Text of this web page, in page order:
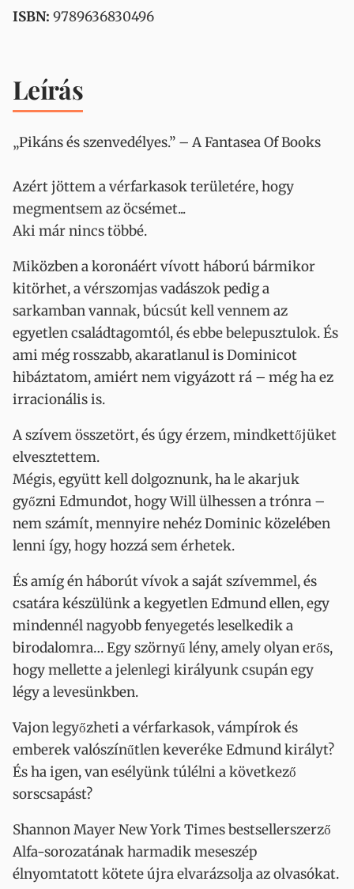
ISBN: 9789636830496
Leírás
„Pikáns és szenvedélyes.” – A Fantasea Of Books
Azért jöttem a vérfarkasok területére, hogy
megmentsem az öcsémet...
Aki már nincs többé.
Miközben a koronáért vívott háború bármikor
kitörhet, a vérszomjas vadászok pedig a
sarkamban vannak, búcsút kell vennem az
egyetlen családtagomtól, és ebbe belepusztulok. És
ami még rosszabb, akaratlanul is Dominicot
hibáztatom, amiért nem vigyázott rá – még ha ez
irracionális is.
A szívem összetört, és úgy érzem, mindkettőjüket
elvesztettem.
Mégis, együtt kell dolgoznunk, ha le akarjuk
győzni Edmundot, hogy Will ülhessen a trónra –
nem számít, mennyire nehéz Dominic közelében
lenni így, hogy hozzá sem érhetek.
És amíg én háborút vívok a saját szívemmel, és
csatára készülünk a kegyetlen Edmund ellen, egy
mindennél nagyobb fenyegetés leselkedik a
birodalomra… Egy szörnyű lény, amely olyan erős,
hogy mellette a jelenlegi királyunk csupán egy
légy a levesünkben.
Vajon legyőzheti a vérfarkasok, vámpírok és
emberek valószínűtlen keveréke Edmund királyt?
És ha igen, van esélyünk túlélni a következő
sorscsapást?
Shannon Mayer New York Times bestsellerszerző
Alfa-sorozatának harmadik meseszép
élnyomtatott kötete újra elvarázsolja az olvasókat.